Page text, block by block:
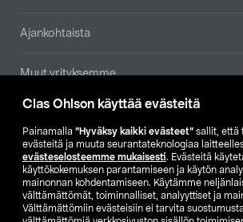
Clas Ohlson käyttää evästeitä
Painamalla ”Hyväksy kaikki evästeet” sallit, että
evästeitä ja muuta seurantateknologiaa
evästeselosteemme mukaisesti. Evästeitä
käyttökokemuksen parantamiseen ja käytön
mainonnan kohdentamiseen. Käytämme
välttämättömät, toiminnalliset, analyyttiset ja
Välttämättömiin evästeisiin ei tarvita
Ajankohtaista
Muut yrityksemme
Etsi myymälä
SE NO FI
FI SV